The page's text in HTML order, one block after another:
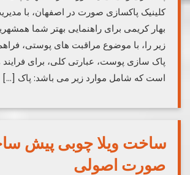
کلینیک پاکسازی صورت در اصفهان، با
بهار کریمی برای راهنمایی بهتر شما
زیر را، با موضوع مراقبت های پوستی،
پاک سازی پوست، عبارتی کلی، برای فرایند
است که شامل موارد زیر می باشد: پاک […]
ساخت ویلا چوبی پیش
صورت اصولی